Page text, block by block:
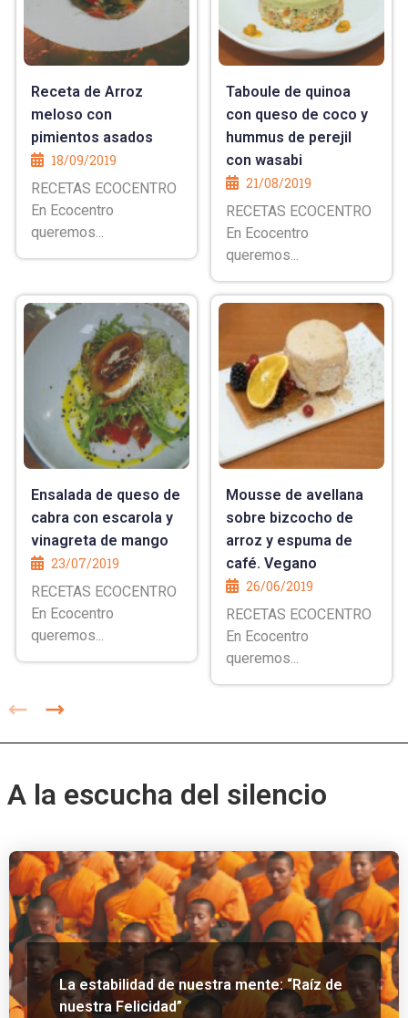
Receta de Arroz
meloso con
pimientos asados
18/09/2019
RECETAS ECOCENTRO
En Ecocentro
queremos...
Taboule de quinoa
con queso de coco y
hummus de perejil
con wasabi
21/08/2019
RECETAS ECOCENTRO
En Ecocentro
queremos...
Ensalada de queso de
cabra con escarola y
vinagreta de mango
23/07/2019
RECETAS ECOCENTRO
En Ecocentro
queremos...
Mousse de avellana
sobre bizcocho de
arroz y espuma de
café. Vegano
26/06/2019
RECETAS ECOCENTRO
En Ecocentro
queremos...
A la escucha del silencio
La estabilidad de nuestra mente: “Raíz de
nuestra Felicidad”